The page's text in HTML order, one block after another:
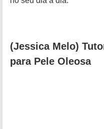
(Jessica Melo)
para Pele Oleosa